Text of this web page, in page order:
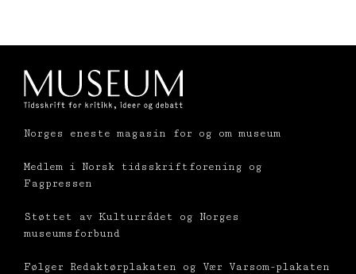
Norges eneste magasin for og om museum
Medlem i Norsk tidsskriftforening og
Fagpressen
Støttet av Kulturrådet og Norges
museumsforbund
Følger Redaktørplakaten og Vær Varsom-plakaten